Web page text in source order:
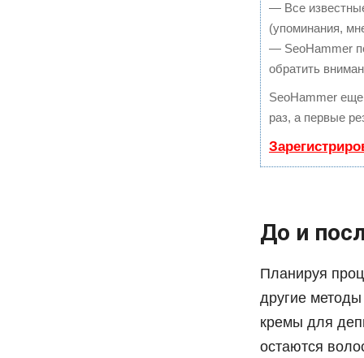
— Все
(упоминания,
— SeoHammer
обратить
SeoHammer
раз, а первые
До и
Планируя
другие
кремы для
остаются